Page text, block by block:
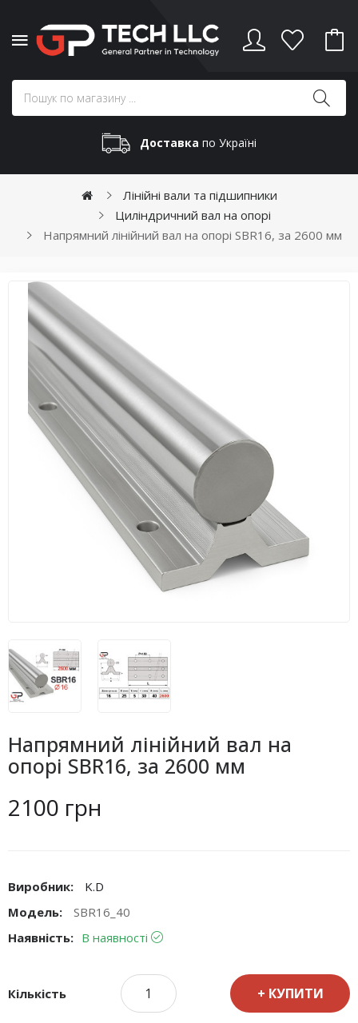
Доставка по Україні
Лінійні вали та підшипники
Циліндричний вал на опорі
Напрямний лінійний вал на опорі SBR16, за 2600 мм
Напрямний лінійний вал на
опорі SBR16, за 2600 мм
2100 грн
Виробник:
K.D
Модель:
SBR16_40
Наявність: В наявності
Кількість КУПИТИ